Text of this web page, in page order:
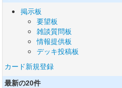
掲示板
要望板
雑談質問板
情報提供板
デッキ投稿板
カード新規登録
最新の20件